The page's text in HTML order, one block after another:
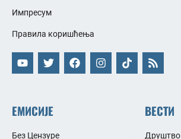
Импресум
Правила коришћења
ЕМИСИЈЕ
Без Цензуре
ВЕСТИ
Друштво